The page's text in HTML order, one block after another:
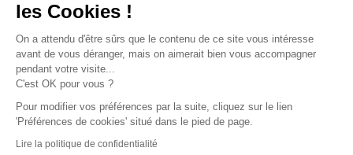
les Cookies !
On a attendu d'être sûrs que le contenu de ce site vous intéresse
avant de vous déranger, mais on aimerait bien vous accompagner
pendant votre visite...
C'est OK pour vous ?
Pour modifier vos préférences par la suite, cliquez sur le lien
'Préférences de cookies' situé dans le pied de page.
Lire la politique de confidentialité
Suivre le Team Actual